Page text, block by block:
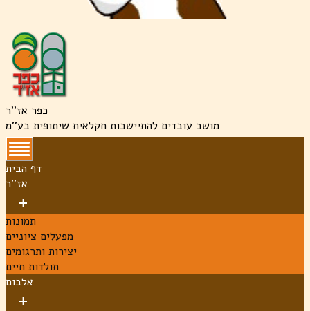
כפר אז''ר
מושב עובדים להתיישבות חקלאית שיתופית בע''מ
דף הבית
אז''ר
תמונות
מפעלים ציוניים
יצירות ותרגומים
תולדות חיים
אלבום